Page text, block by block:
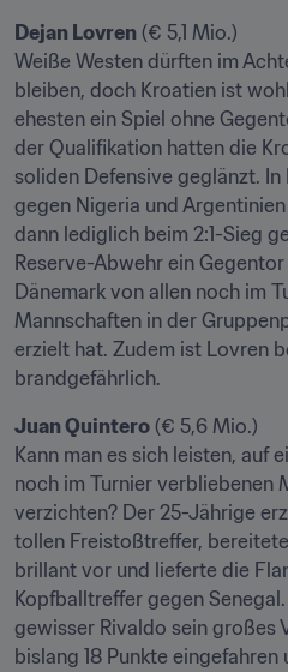
Dejan Lovren (€ 5,1 Mio.)
Weiße Westen dürften im
bleiben, doch Kroatien ist
ehesten ein Spiel ohne
der Qualifikation hatten die
soliden Defensive geglänzt. In
gegen Nigeria und
dann lediglich beim 2:1-Sieg
Reserve-Abwehr ein
Dänemark von allen noch im
Mannschaften in der
erzielt hat. Zudem ist Lovren
brandgefährlich.
Juan Quintero (€ 5,6 Mio.)
Kann man es sich leisten, auf
noch im Turnier verbliebenen
verzichten? Der 25-Jährige
tollen Freistoßtreffer,
brillant vor und lieferte die
Kopfballtreffer gegen
gewisser Rivaldo sein großes
bislang 18 Punkte